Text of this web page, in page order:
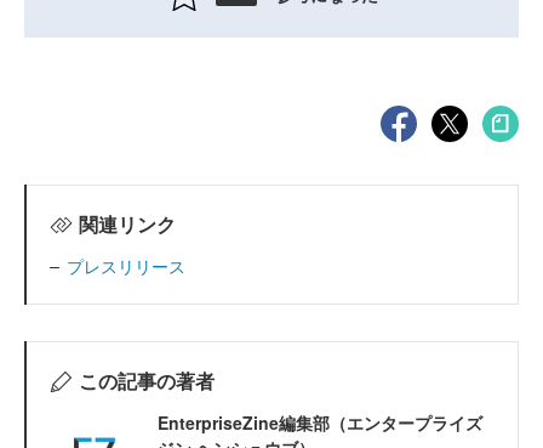
関連リンク
プレスリリース
この記事の著者
EnterpriseZine編集部（エンタープライズ